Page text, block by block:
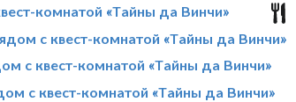
комнатой «Тайны да Винчи»
с квест-комнатой «Тайны да Винчи»
с квест-комнатой «Тайны да Винчи»
с квест-комнатой «Тайны да Винчи»